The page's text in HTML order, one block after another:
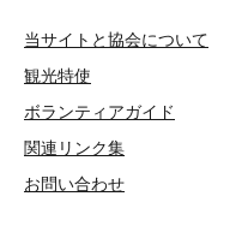
当サイトと協会について
観光特使
ボランティアガイド
関連リンク集
お問い合わせ